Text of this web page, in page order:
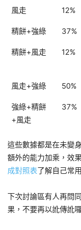
風走 12%
精餅+強綠 37%
精餅+風走 12%
風走+強綠 50%
強綠+精餅
+風走
37%
這些數據都是在未變
額外的能力加乘，效
成對照表了解自己常
下次討論區有人再問
果，不要再以訛傳訛囉